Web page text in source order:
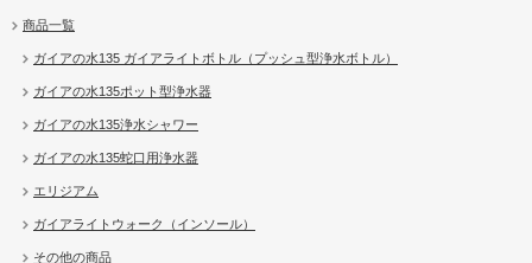
商品一覧
ガイアの水135 ガイアライトボトル（プッシュ型浄水ボトル）
ガイアの水135ポット型浄水器
ガイアの水135浄水シャワー
ガイアの水135蛇口用浄水器
エリジアム
ガイアライトウォーク（インソール）
その他の商品